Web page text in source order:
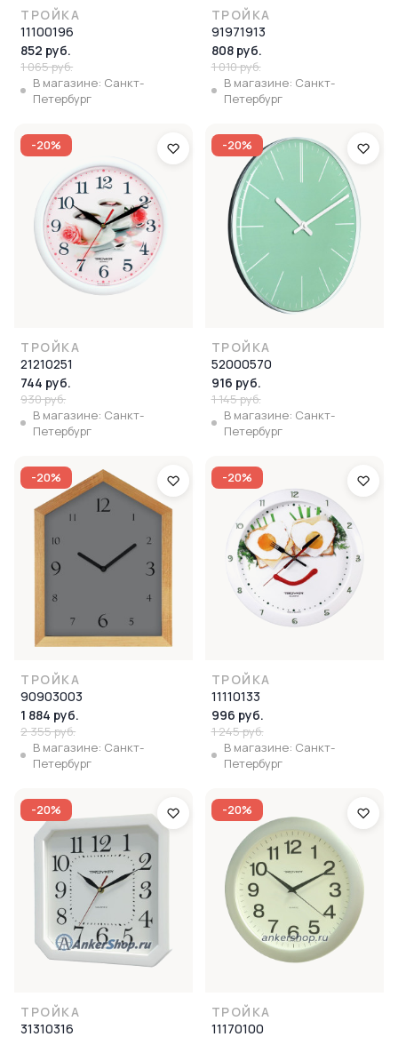
ТРОЙКА
11100196
852 руб.
1 065 руб.
В магазине: Санкт-
Петербург
ТРОЙКА
91971913
808 руб.
1 010 руб.
В магазине: Санкт-
Петербург
-20%
ТРОЙКА
21210251
744 руб.
930 руб.
В магазине: Санкт-
Петербург
-20%
ТРОЙКА
52000570
916 руб.
1 145 руб.
В магазине: Санкт-
Петербург
-20%
ТРОЙКА
90903003
1 884 руб.
2 355 руб.
В магазине: Санкт-
Петербург
-20%
ТРОЙКА
11110133
996 руб.
1 245 руб.
В магазине: Санкт-
Петербург
-20%
ТРОЙКА
31310316
-20%
ТРОЙКА
11170100